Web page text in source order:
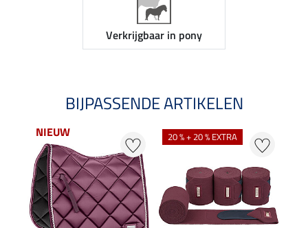
Verkrijgbaar in pony
BIJPASSENDE ARTIKELEN
NIEUW 20 % + 20 % EXTRA